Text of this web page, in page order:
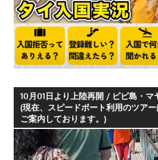
10月01日より上陸再開 / ピピ島・マ
(現在、スピードボート利用のツア
ご案内しております。)
動
画